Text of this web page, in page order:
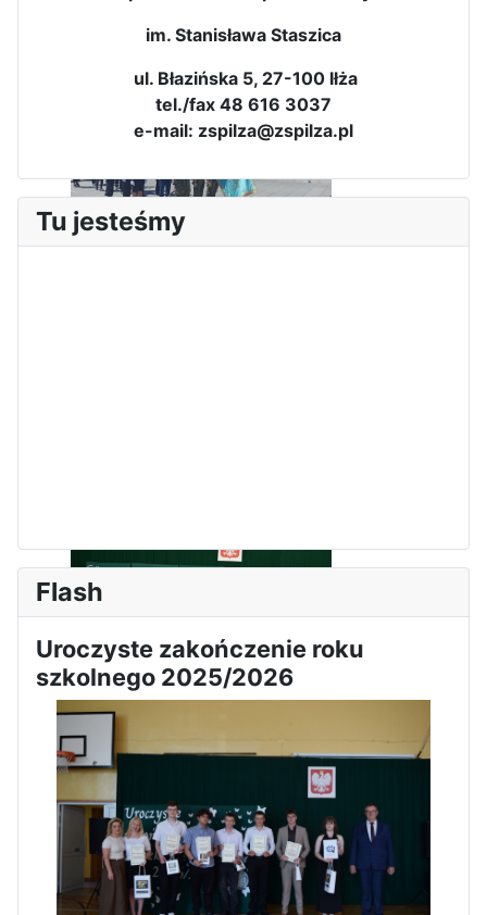
Sukces Kingi na XXXVI
Obchody Święta Konstytucji 3
Apel z okazji 235-tej rocznicy
uchwalenia Konstytucji 3 Maja
im. Stanisława Staszica
ul. Błazińska 5, 27-100 Iłża
tel./fax 48 616 3037
e-mail: zspilza@zspilza.pl
Tu jesteśmy
Flash
Uroczyste zakończenie roku
szkolnego 2025/2026